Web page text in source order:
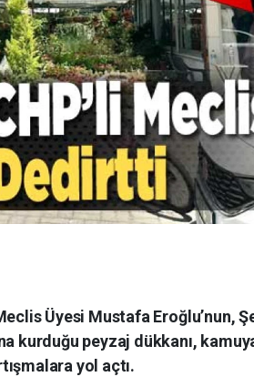
Üyesi Mustafa Eroğlu’nun,
kurduğu peyzaj dükkanı,
yol açtı.